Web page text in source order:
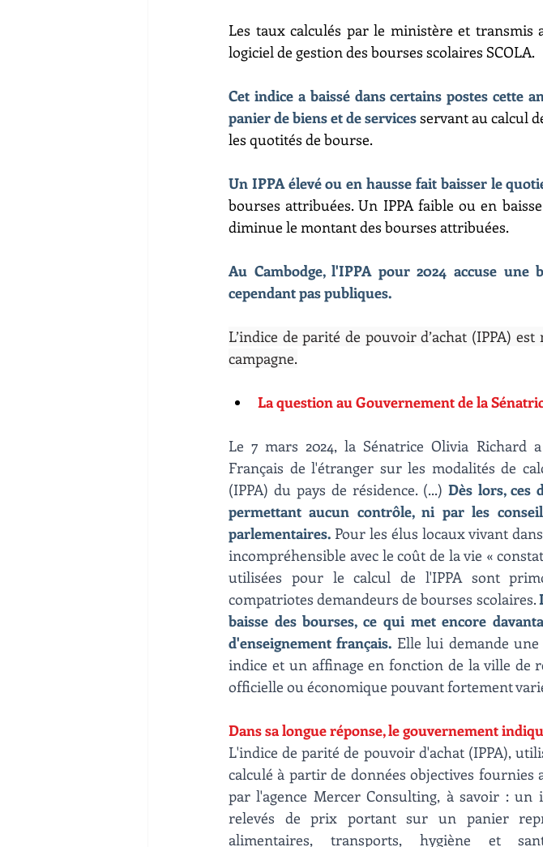
Les taux calculés par le ministère et transmis
logiciel de gestion des bourses scolaires SCOLA.
Cet indice a baissé dans certains postes cette
panier de biens et de servicesservant au calcul
les quotités de bourse.
Un IPPA élevé ou en hausse fait baisser le
bourses attribuées. Un IPPA faible ou en
diminue le montant des bourses attribuées.
Au Cambodge, l'IPPA pour 2024 accuse
cependant pas publiques.
L’indice de parité de pouvoir d’achat (IPPA)
campagne.
La question au Gouvernement de la
Le 7 mars 2024, la Sénatrice Olivia Richard
Français de l'étranger sur les modalités de
(IPPA) du pays de résidence. (...) Dès lors, ces
permettant aucun contrôle, ni par les
parlementaires. Pour les élus locaux vivant
incompréhensible avec le coût de la vie «
utilisées pour le calcul de l'IPPA sont
compatriotes demandeurs de bourses scolaires.
baisse des bourses, ce qui met encore
d'enseignement français. Elle lui demande
indice et un affinage en fonction de la ville de
officielle ou économique pouvant fortement
Dans sa longue réponse, le gouvernement
L'indice de parité de pouvoir d'achat (IPPA),
calculé à partir de données objectives
par l'agence Mercer Consulting, à savoir :
relevés de prix portant sur un panier
alimentaires, transports, hygiène et